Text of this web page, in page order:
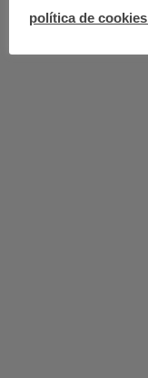
política de cookies.